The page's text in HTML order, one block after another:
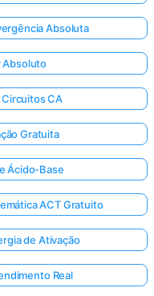
Absoluta
Absoluto
CA
Gratuita
Ácido-Base
ACT Gratuito
de Ativação
Real